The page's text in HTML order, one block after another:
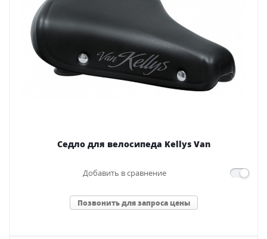
Седло для велосипеда Kellys Van
Добавить в сравнение
Позвонить для запроса цены